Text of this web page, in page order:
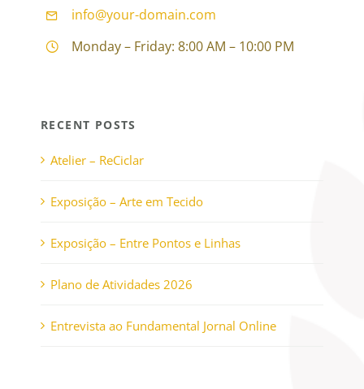
info@your-domain.com
Monday – Friday: 8:00 AM – 10:00 PM
RECENT POSTS
Atelier – ReCiclar
Exposição – Arte em Tecido
Exposição – Entre Pontos e Linhas
Plano de Atividades 2026
Entrevista ao Fundamental Jornal Online